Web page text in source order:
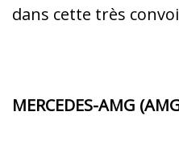
dans cette très
MERCEDES-AMG